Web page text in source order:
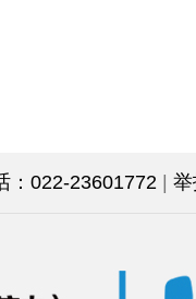
：022-23601772